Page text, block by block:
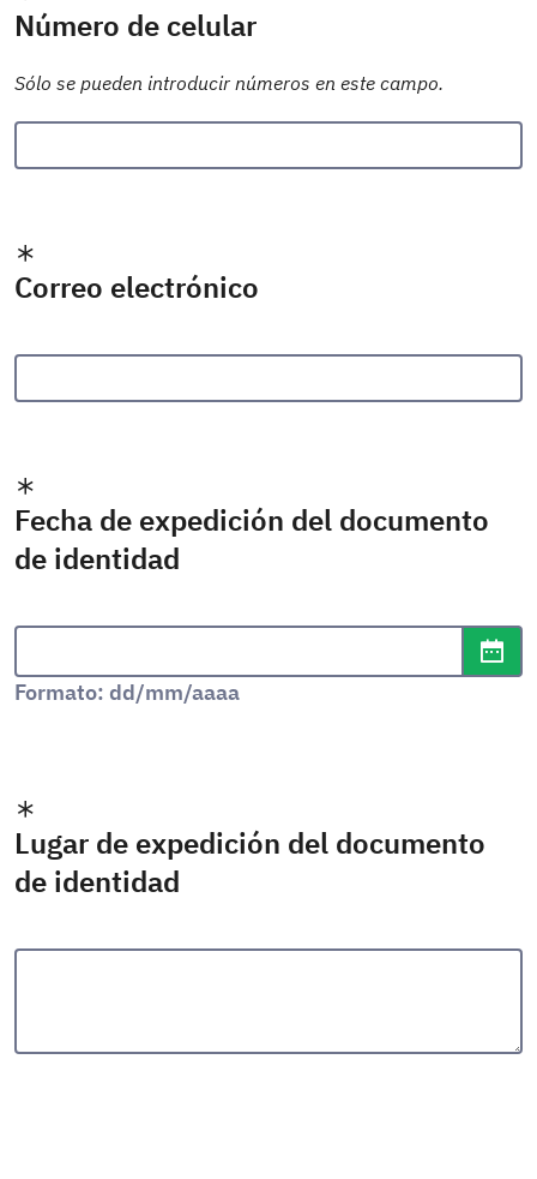
Número de celular
Sólo se pueden introducir números en este campo.
Correo electrónico
Fecha de expedición del documento
de identidad
Formato de fecha: dd/mm/aaaa
Formato: dd/mm/aaaa
Lugar de expedición del documento
de identidad